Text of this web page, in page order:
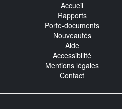
Accueil
Rapports
Porte-documents
Nouveautés
Aide
Accessibilité
Mentions légales
Contact